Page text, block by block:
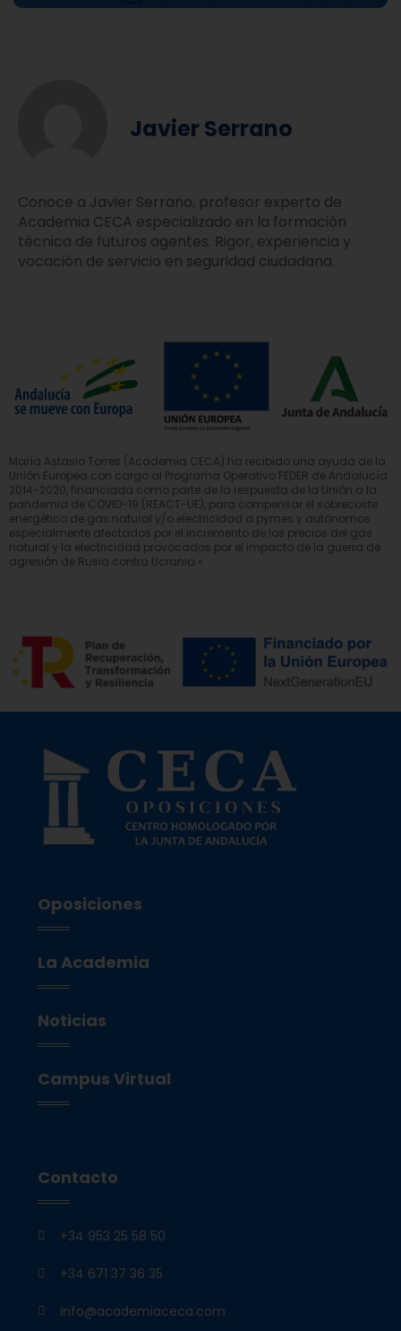
Javier Serrano
Conoce a Javier Serrano, profesor experto de
Academia CECA especializado en la formación
técnica de futuros agentes. Rigor, experiencia y
vocación de servicio en seguridad ciudadana.
María Astasio Torres (Academia CECA) ha recibido una ayuda de la
Unión Europea con cargo al Programa Operativo FEDER de Andalucía
2014-2020, financiada como parte de la respuesta de la Unión a la
pandemia de COVID-19 (REACT-UE), para compensar el sobrecoste
energético de gas natural y/o electricidad a pymes y autónomos
especialmente afectados por el incremento de los precios del gas
natural y la electricidad provocados por el impacto de la guerra de
agresión de Rusia contra Ucrania.»
Oposiciones
La Academia
Noticias
Campus Virtual
Contacto
+34 953 25 58 50
+34 671 37 36 35
info@academiaceca.com